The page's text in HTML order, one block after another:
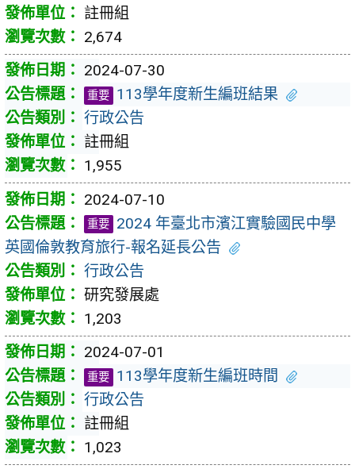
註冊組
2,674
2024-07-30
重要 113學年度新生編班結果
行政公告
註冊組
1,955
2024-07-10
重要 2024 年臺北市濱江實驗國民中學
英國倫敦教育旅行-報名延長公告
行政公告
研究發展處
1,203
2024-07-01
重要 113學年度新生編班時間
行政公告
註冊組
1,023